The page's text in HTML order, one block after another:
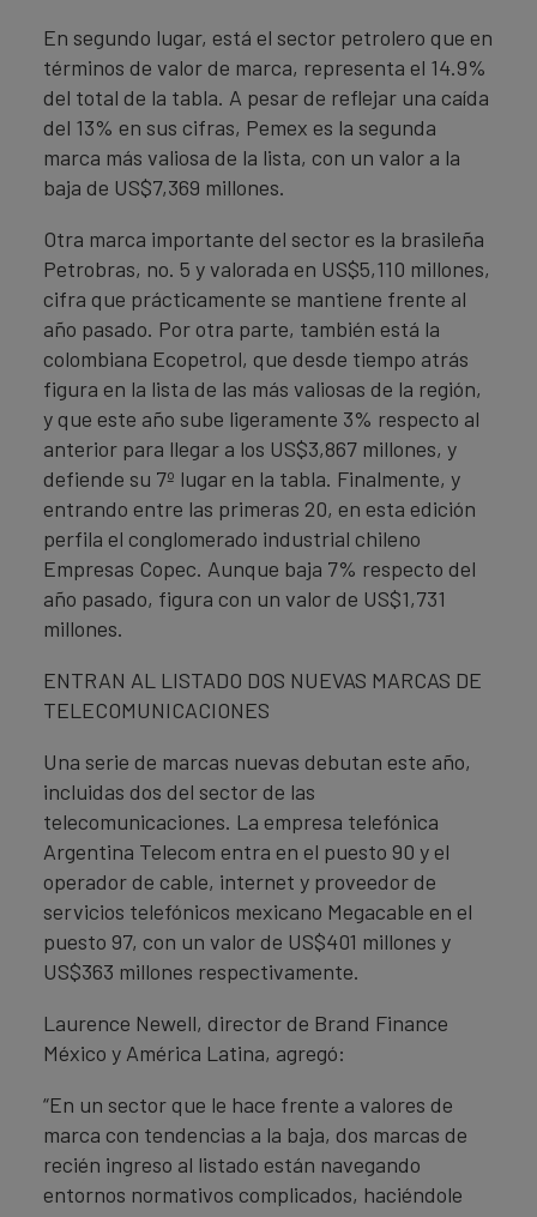
En segundo lugar, está el sector petrolero que en
términos de valor de marca, representa el 14.9%
del total de la tabla. A pesar de reflejar una caída
del 13% en sus cifras, Pemex es la segunda
marca más valiosa de la lista, con un valor a la
baja de US$7,369 millones.
Otra marca importante del sector es la brasileña
Petrobras, no. 5 y valorada en US$5,110 millones,
cifra que prácticamente se mantiene frente al
año pasado. Por otra parte, también está la
colombiana Ecopetrol, que desde tiempo atrás
figura en la lista de las más valiosas de la región,
y que este año sube ligeramente 3% respecto al
anterior para llegar a los US$3,867 millones, y
defiende su 7º lugar en la tabla. Finalmente, y
entrando entre las primeras 20, en esta edición
perfila el conglomerado industrial chileno
Empresas Copec. Aunque baja 7% respecto del
año pasado, figura con un valor de US$1,731
millones.
ENTRAN AL LISTADO DOS NUEVAS MARCAS DE
TELECOMUNICACIONES
Una serie de marcas nuevas debutan este año,
incluidas dos del sector de las
telecomunicaciones. La empresa telefónica
Argentina Telecom entra en el puesto 90 y el
operador de cable, internet y proveedor de
servicios telefónicos mexicano Megacable en el
puesto 97, con un valor de US$401 millones y
US$363 millones respectivamente.
Laurence Newell, director de Brand Finance
México y América Latina, agregó:
“En un sector que le hace frente a valores de
marca con tendencias a la baja, dos marcas de
recién ingreso al listado están navegando
entornos normativos complicados, haciéndole